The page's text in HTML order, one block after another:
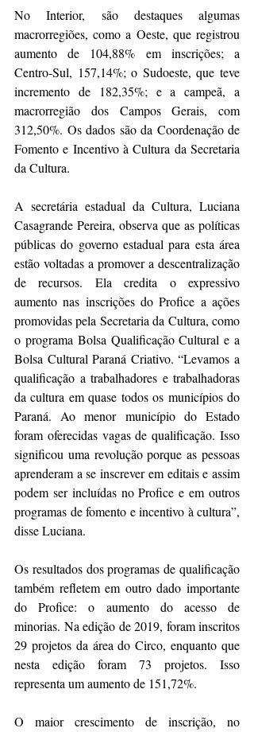
No Interior, são destaques algumas
macrorregiões, como a Oeste, que registrou
aumento de 104,88% em inscrições; a
Centro-Sul, 157,14%; o Sudoeste, que teve
incremento de 182,35%; e a campeã, a
macrorregião dos Campos Gerais, com
312,50%. Os dados são da Coordenação de
Fomento e Incentivo à Cultura da Secretaria
da Cultura.
A secretária estadual da Cultura, Luciana
Casagrande Pereira, observa que as políticas
públicas do governo estadual para esta área
estão voltadas a promover a descentralização
de recursos. Ela credita o expressivo
aumento nas inscrições do Profice a ações
promovidas pela Secretaria da Cultura, como
o programa Bolsa Qualificação Cultural e a
Bolsa Cultural Paraná Criativo. “Levamos a
qualificação a trabalhadores e trabalhadoras
da cultura em quase todos os municípios do
Paraná. Ao menor município do Estado
foram oferecidas vagas de qualificação. Isso
significou uma revolução porque as pessoas
aprenderam a se inscrever em editais e assim
podem ser incluídas no Profice e em outros
programas de fomento e incentivo à cultura”,
disse Luciana.
Os resultados dos programas de qualificação
também refletem em outro dado importante
do Profice: o aumento do acesso de
minorias. Na edição de 2019, foram inscritos
29 projetos da área do Circo, enquanto que
nesta edição foram 73 projetos. Isso
representa um aumento de 151,72%.
O maior crescimento de inscrição, no